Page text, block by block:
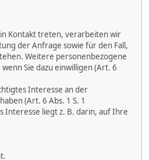
in Kontakt treten, verarbeiten wir
der Anfrage sowie für den Fall,
Weitere personenbezogene
Sie dazu einwilligen (Art. 6
Interesse an der
(Art. 6 Abs. 1 S. 1
Interesse liegt z. B. darin, auf Ihre